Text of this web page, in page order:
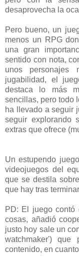
desaprovecha la
Pero bueno, un
menos un RPG
una gran
sentido con nota,
unos personajes
jugabilidad, el
destaca lo más
sencillas, pero todo
ha llevado a seguir
seguir explorando
extras que ofrece
Un estupendo
videojuegos del
que se destila
que hay tras
PD: El juego contó
cosas, añadió
justo hoy sale un
watchmaker')
contenido, en